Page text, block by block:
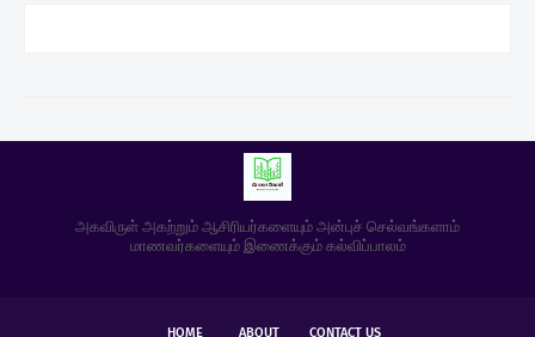
அகவிருள் அகற்றும் ஆசிரியர்களையும் அன்புச் செல்வங்களாம்
மாணவர்களையும் இணைக்கும் கல்விப்பாலம்
HOME ABOUT CONTACT US